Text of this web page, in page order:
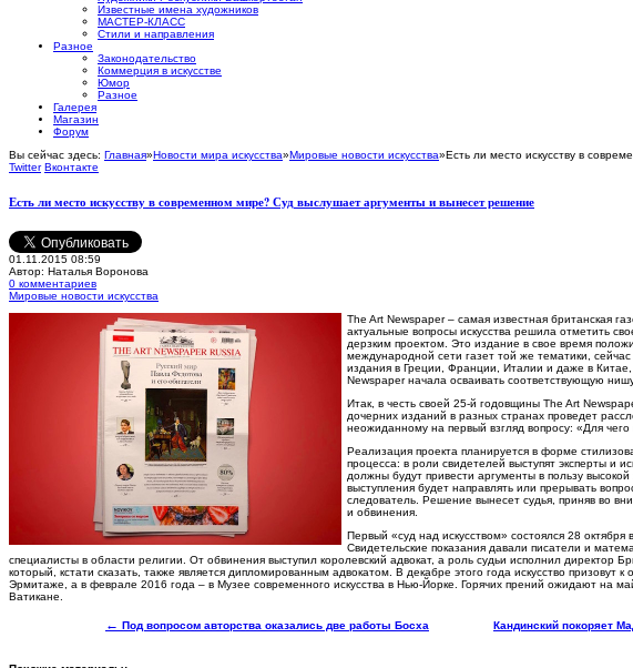
Известные имена художников
МАСТЕР-КЛАСС
Стили и направления
Разное
Законодательство
Коммерция в искусстве
Юмор
Разное
Галерея
Магазин
Форум
Вы сейчас здесь: Главная»Новости мира искусства»Мировые новости искусства»Есть ли место искусству в
Twitter Вконтакте
Есть ли место искусству в современном мире? Суд выслушает аргументы и вынесет решение
01.11.2015 08:59
Автор: Наталья Воронова
0 комментариев
Мировые новости искусства
The Art Newspaper – самая известная британская
актуальные вопросы искусства решила отметить
дерзким проектом. Это издание в свое время
международной сети газет той же тематики, сейчас
издания в Греции, Франции, Италии и даже в Китае,
Newspaper начала осваивать соответствующую нишу
Итак, в честь своей 25-й годовщины The Art
дочерних изданий в разных странах проведет
неожиданному на первый взгляд вопросу: «Для чего
Реализация проекта планируется в форме
процесса: в роли свидетелей выступят эксперты и
должны будут привести аргументы в пользу высокой
выступления будет направлять или прерывать
следователь. Решение вынесет судья, приняв во
и обвинения.
Первый «суд над искусством» состоялся 28 октября
Свидетельские показания давали писатели и
специалисты в области религии. От обвинения выступил королевский адвокат, а роль судьи исполнил директор
который, кстати сказать, также является дипломированным адвокатом. В декабре этого года искусство призовут к
Эрмитаже, а в феврале 2016 года – в Музее современного искусства в Нью-Йорке. Горячих прений ожидают на
Ватикане.
← Под вопросом авторства оказались две работы Босха Кандинский покоряет